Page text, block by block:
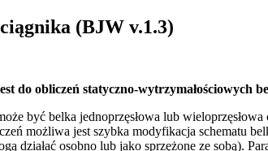
(BJW v.1.3)
do obliczeń statyczno-wytrzymałościowych
być belka jednoprzęsłowa lub
możliwa jest szybka modyfikacja schematu
działać osobno lub jako sprzężone ze sobą).